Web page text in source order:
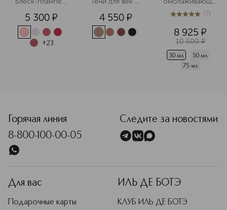
5 300 ¤
+23
финишем
4 550 ¤
двойная
сыворотка для
5из 57 (7)
8 925 ¤
10 500 ¤
30 мл
50 мл
75 мл
Горячая линия
8-800-100-00-05
Следите за новостями
Для вас
Подарочные карты
ИЛЬ ДЕ БОТЭ
КЛУБ ИЛЬ ДЕ БОТЭ